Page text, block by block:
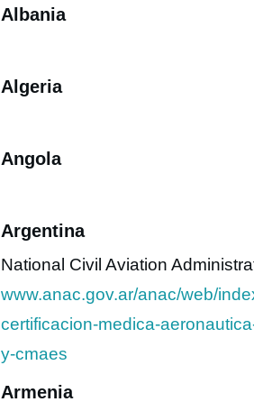
Albania
Algeria
Angola
Argentina
National Civil Aviation
www.anac.gov.ar/anac/web/
certificacion-medica-
y-cmaes
Armenia